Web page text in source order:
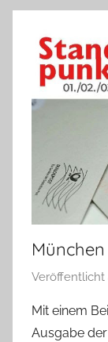
Veröffentlicht
Mit einem
Ausgabe